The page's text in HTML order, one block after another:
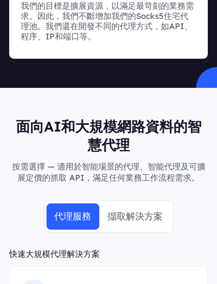
我們的目標是擴展資源，以滿足最苛刻的業務需
求。因此，我們不斷增加我們的Socks5住宅代
理池。我們還在開發不同的代理方式，如API、
程序、IP和端口等。
面向AI和大規模網路資料的智
慧代理
按需選擇 — 適用於智能場景的代理、智能代理及可擴
展定價的抓取 API，滿足任何業務工作流程需求。
代理服務 擷取解決方案
快速大規模代理解決方案